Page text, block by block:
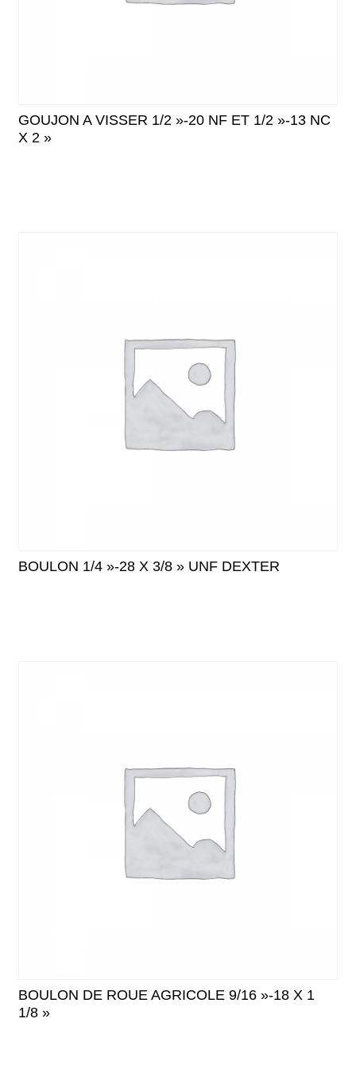
GOUJON A VISSER 1/2 »-20 NF ET 1/2 »-13 NC
X 2 »
BOULON 1/4 »-28 X 3/8 » UNF DEXTER
BOULON DE ROUE AGRICOLE 9/16 »-18 X 1
1/8 »